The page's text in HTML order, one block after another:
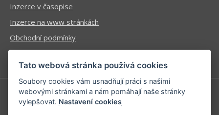
Inzerce v časopise
Inzerce na www stránkách
Obchodní podmínky
Ochrana osobních údajů
Příhlášení | Registrace
Tato webová stránka používá cookies
Soubory cookies vám usnadňují práci s našimi
webovými stránkami a nám pomáhají naše stránky
vylepšovat. Nastavení cookies